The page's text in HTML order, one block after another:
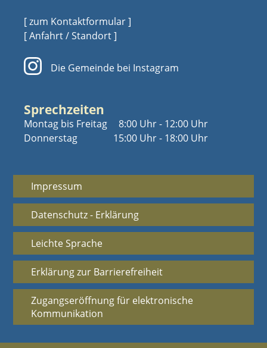
[ zum Kontaktformular ]
[ Anfahrt / Standort ]
Die Gemeinde bei Instagram
Sprechzeiten
Montag bis Freitag
Donnerstag
8:00 Uhr - 12:00 Uhr
15:00 Uhr - 18:00 Uhr
Impressum
Datenschutz - Erklärung
Leichte Sprache
Erklärung zur Barrierefreiheit
Zugangseröffnung für elektronische
Kommunikation